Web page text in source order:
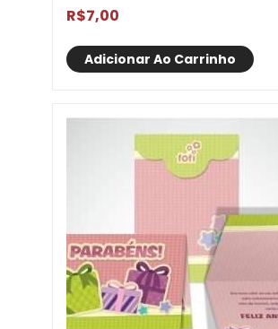
R$7,00
Adicionar Ao Carrinho